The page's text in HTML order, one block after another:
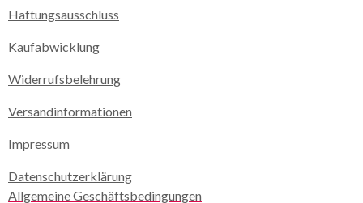
Haftungsausschluss
Kaufabwicklung
Widerrufsbelehrung
Versandinformationen
Impressum
Datenschutzerklärung
Allgemeine Geschäftsbedingungen